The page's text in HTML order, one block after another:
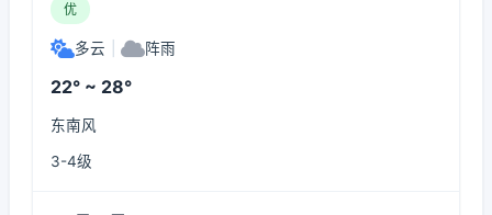
优
多云 阵雨
22° ~ 28°
东南风
3-4级